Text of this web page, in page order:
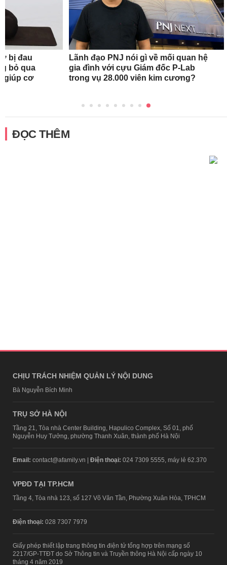
bị đau
bỏ qua
giúp cơ
Lãnh đạo PNJ nói gì về mối quan hệ
gia đình với cựu Giám đốc P-Lab
trong vụ 28.000 viên kim cương?
ĐỌC THÊM
CHỊU TRÁCH NHIỆM QUẢN LÝ NỘI DUNG
Bà Nguyễn Bích Minh
TRỤ SỞ HÀ NỘI
Tầng 21, Tòa nhà Center Building, Hapulico Complex, Số 01, phố
Nguyễn Huy Tưởng, phường Thanh Xuân, thành phố Hà Nội
Email: contact@afamily.vn | Điện thoại: 024 7309 5555, máy lẻ 62.370
VPĐD TẠI TP.HCM
Tầng 4, Tòa nhà 123, số 127 Võ Văn Tần, Phường Xuân Hòa, TPHCM
Điện thoại: 028 7307 7979
Giấy phép thiết lập trang thông tin điện tử tổng hợp trên mạng số
2217/GP-TTĐT do Sở Thông tin và Truyền thông Hà Nội cấp ngày 10
tháng 4 năm 2019